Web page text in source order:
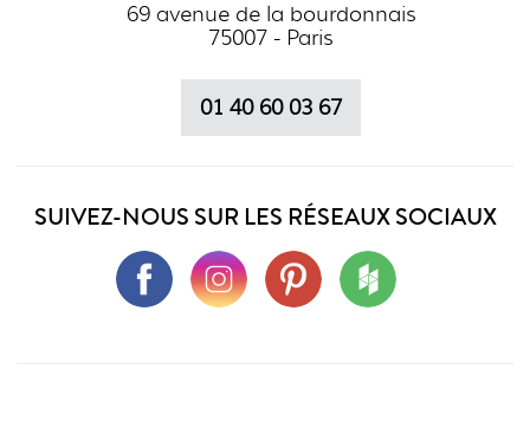
69 avenue de la bourdonnais
75007 - Paris
01 40 60 03 67
SUIVEZ-NOUS SUR LES RÉSEAUX SOCIAUX